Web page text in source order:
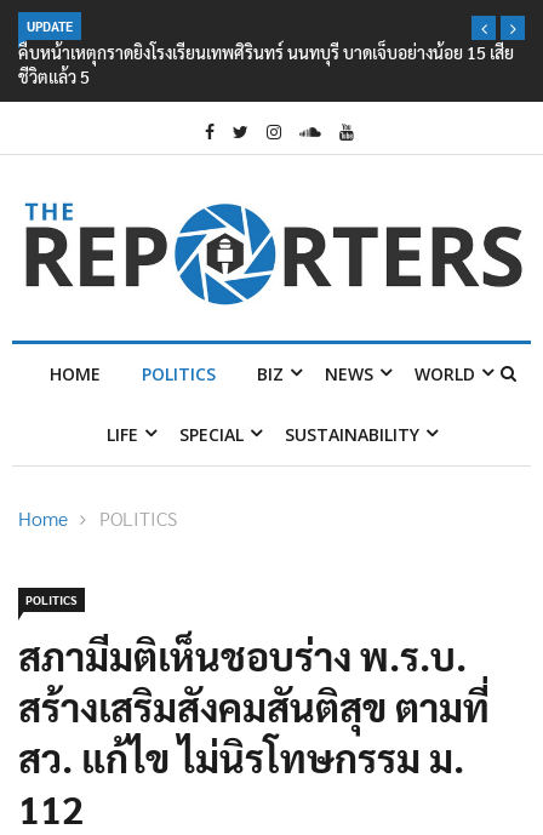
UPDATE
คืบหน้าเหตุกราดยิงโรงเรียนเทพศิรินทร์ นนทบุรี บาดเจ็บอย่างน้อย 15 เสีย
ชีวิตแล้ว 5
HOME POLITICS BIZ NEWS WORLD
LIFE SPECIAL SUSTAINABILITY
Home POLITICS
POLITICS
สภามีมติเห็นชอบร่าง พ.ร.บ.
สร้างเสริมสังคมสันติสุข ตามที่
สว. แก้ไข ไม่นิรโทษกรรม ม.
112